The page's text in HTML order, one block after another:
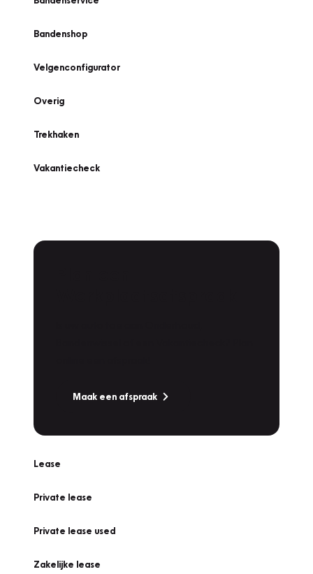
Bandenshop
Velgenconfigurator
Overig
Trekhaken
Vakantiecheck
Maak een afspraak
Lease
Private lease
Private lease used
Zakelijke lease